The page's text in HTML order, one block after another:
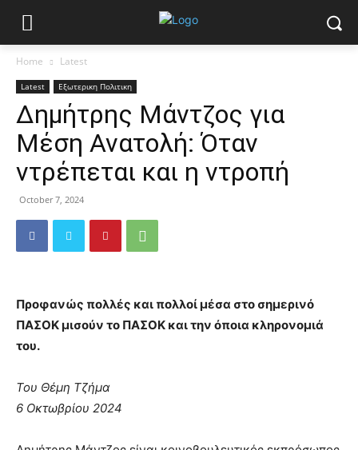
Home Latest
Latest Εξωτερικη Πολιτικη
Δημήτρης Μάντζος για
Μέση Ανατολή: Όταν
ντρέπεται και η ντροπή
October 7, 2024
Προφανώς πολλές και πολλοί μέσα στο σημερινό
ΠΑΣΟΚ μισούν το ΠΑΣΟΚ και την όποια κληρονομιά
του.
Του Θέμη Τζήμα
6 Οκτωβρίου 2024